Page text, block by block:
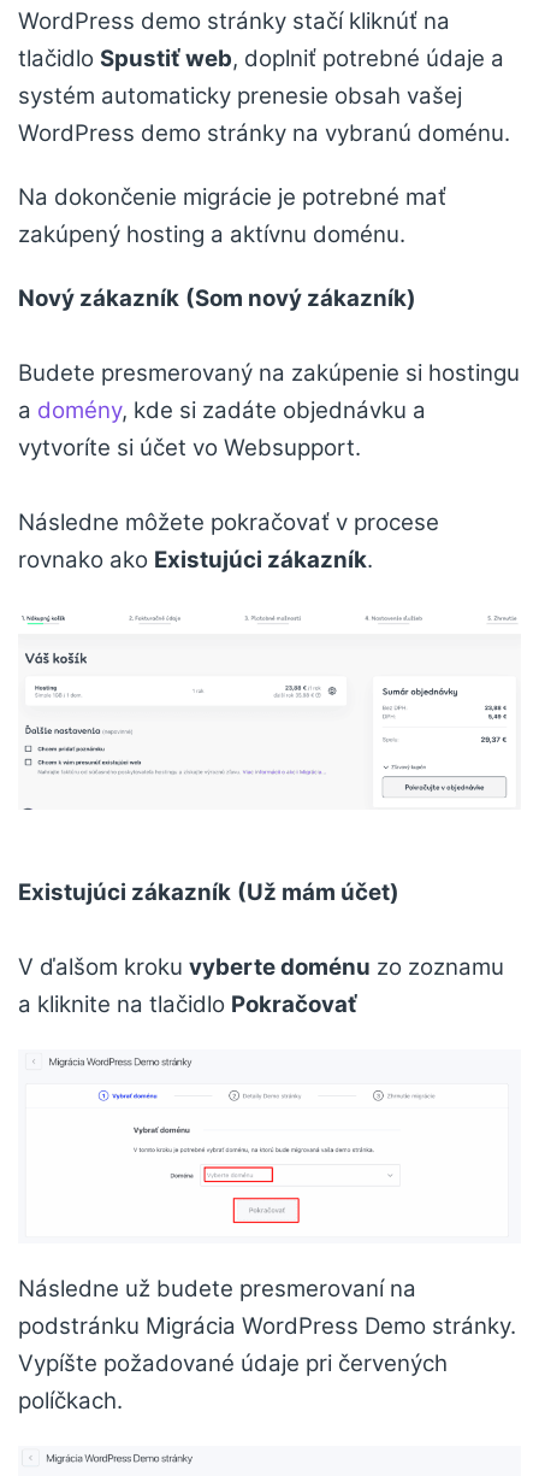
WordPress demo stránky stačí kliknúť na
tlačidlo Spustiť web, doplniť potrebné údaje a
systém automaticky prenesie obsah vašej
WordPress demo stránky na vybranú doménu.
Na dokončenie migrácie je potrebné mať
zakúpený hosting a aktívnu doménu.
Nový zákazník (Som nový zákazník)
Budete presmerovaný na zakúpenie si hostingu
a domény, kde si zadáte objednávku a
vytvoríte si účet vo Websupport.
Následne môžete pokračovať v procese
rovnako ako Existujúci zákazník.
Existujúci zákazník (Už mám účet)
V ďalšom kroku vyberte doménu zo zoznamu
a kliknite na tlačidlo Pokračovať
Následne už budete presmerovaní na
podstránku Migrácia WordPress Demo stránky.
Vypíšte požadované údaje pri červených
políčkach.